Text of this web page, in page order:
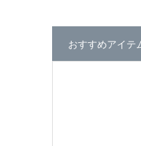
おすすめアイテ